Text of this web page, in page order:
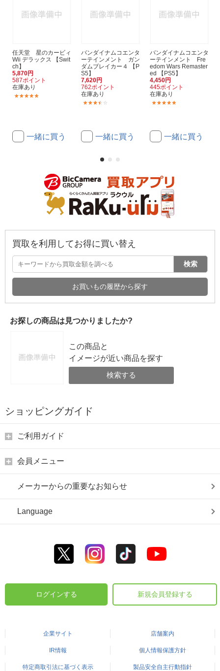
任天堂 星のカービィ
Wii デラックス 【Swit
ch】
5,870円
587ポイント
在庫あり
一緒に買う
バンダイナムコエンタ
ーテインメント ガン
ダムブレイカー４ 【P
S5】
7,620円
762ポイント
在庫あり
一緒に買う
バンダイナムコエンタ
ーテインメント Fre
edom Wars Remaster
ed 【PS5】
4,450円
445ポイント
在庫あり
一緒に買う
買取を利用してお得に買い替え
検索
お買いもの履歴から探す
お探しの商品は見つかりましたか?
この商品と
イメージが近い商品を探す
検索する
ショッピングガイド
ご利用ガイド
会員メニュー
メーカーからの重要なお知らせ
Language
ログインする 新規会員登録する
企業サイト 店舗案内
IR情報 個人情報保護方針
特定商取引法に基づく表示 製品安全自主行動指針